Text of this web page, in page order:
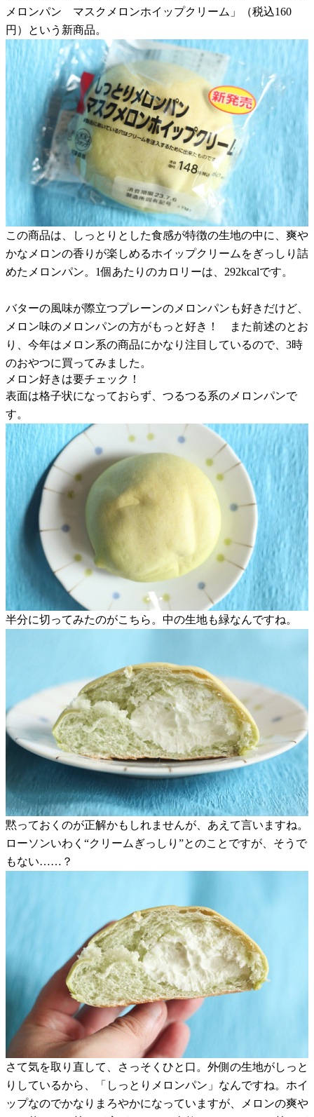
メロンパン マスクメロンホイップクリーム」（税込160
円）という新商品。
この商品は、しっとりとした食感が特徴の生地の中に、爽や
かなメロンの香りが楽しめるホイップクリームをぎっしり詰
めたメロンパン。1個あたりのカロリーは、292kcalです。
バターの風味が際立つプレーンのメロンパンも好きだけど、
メロン味のメロンパンの方がもっと好き！ また前述のとお
り、今年はメロン系の商品にかなり注目しているので、3時
のおやつに買ってみました。
メロン好きは要チェック！
表面は格子状になっておらず、つるつる系のメロンパンで
す。
半分に切ってみたのがこちら。中の生地も緑なんですね。
黙っておくのが正解かもしれませんが、あえて言いますね。
ローソンいわく“クリームぎっしり”とのことですが、そうで
もない……？
さて気を取り直して、さっそくひと口。外側の生地がしっと
りしているから、「しっとりメロンパン」なんですね。ホイ
ップなのでかなりまろやかになっていますが、メロンの爽や